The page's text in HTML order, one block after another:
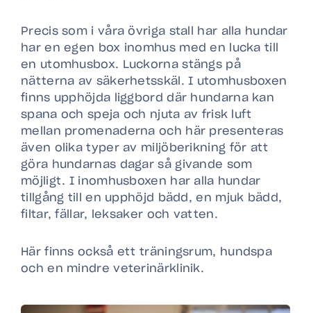
Precis som i våra övriga stall har alla hundar
har en egen box inomhus med en lucka till
en utomhusbox. Luckorna stängs på
nätterna av säkerhetsskäl. I utomhusboxen
finns upphöjda liggbord där hundarna kan
spana och speja och njuta av frisk luft
mellan promenaderna och här presenteras
även olika typer av miljöberikning för att
göra hundarnas dagar så givande som
möjligt. I inomhusboxen har alla hundar
tillgång till en upphöjd bädd, en mjuk bädd,
filtar, fällar, leksaker och vatten.
Här finns också ett träningsrum, hundspa
och en mindre veterinärklinik.